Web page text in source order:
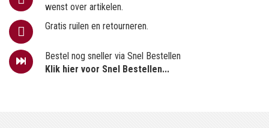
wenst over artikelen.
Gratis ruilen en retourneren.
Bestel nog sneller via Snel Bestellen
Klik hier voor Snel Bestellen...